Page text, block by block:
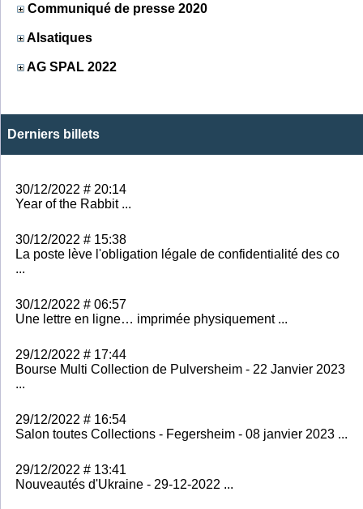
Communiqué de presse 2020
Alsatiques
AG SPAL 2022
Derniers billets
30/12/2022 # 20:14
Year of the Rabbit ...
30/12/2022 # 15:38
La poste lève l'obligation légale de confidentialité des co
...
30/12/2022 # 06:57
Une lettre en ligne… imprimée physiquement ...
29/12/2022 # 17:44
Bourse Multi Collection de Pulversheim - 22 Janvier 2023
...
29/12/2022 # 16:54
Salon toutes Collections - Fegersheim - 08 janvier 2023 ...
29/12/2022 # 13:41
Nouveautés d'Ukraine - 29-12-2022 ...